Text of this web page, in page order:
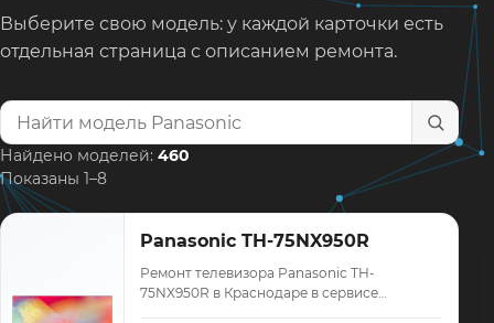
Выберите свою модель: у каждой карточки есть
отдельная страница с описанием ремонта.
Найти модель телевизора
Найдено моделей: 460
Показаны 1–8
Panasonic TH-75NX950R
Ремонт телевизора Panasonic TH-
75NX950R в Краснодаре в сервисе